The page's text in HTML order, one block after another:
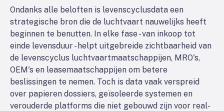
Ondanks alle beloften is levenscyclusdata een
strategische bron die de luchtvaart nauwelijks heeft
beginnen te benutten. In elke fase - van inkoop tot
einde levensduur - helpt uitgebreide zichtbaarheid van
de levenscyclus luchtvaartmaatschappijen, MRO's,
OEM's en leasemaatschappijen om betere
beslissingen te nemen. Toch is data vaak verspreid
over papieren dossiers, geïsoleerde systemen en
verouderde platforms die niet gebouwd zijn voor real-